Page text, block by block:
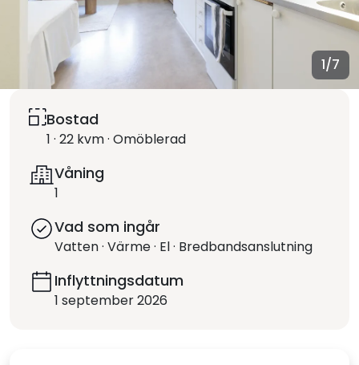
1/7
Bostad
1 · 22 kvm · Omöblerad
Våning
1
Vad som ingår
Vatten · Värme · El · Bredbandsanslutning
Inflyttningsdatum
1 september 2026